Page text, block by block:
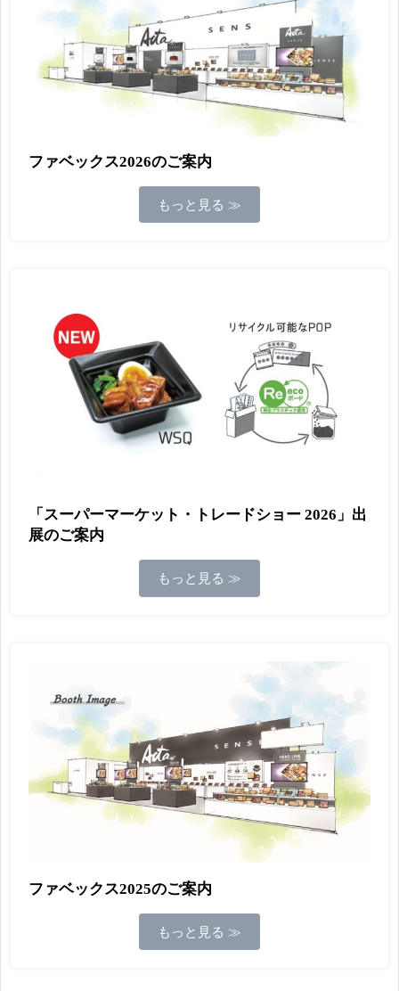
ファベックス2026のご案内
もっと見る ≫
「スーパーマーケット・トレードショー 2026」出
展のご案内
もっと見る ≫
ファベックス2025のご案内
もっと見る ≫